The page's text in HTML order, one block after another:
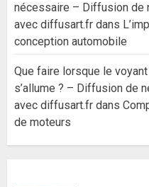
nécessaire – Diffusion de
avec diffusart.fr dans
conception automobile
Que faire lorsque le
s’allume ? – Diffusion de
avec diffusart.fr dans
de moteurs